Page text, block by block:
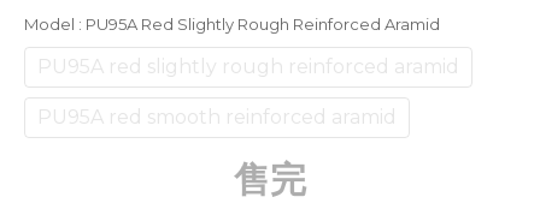
Model : PU95A Red Slightly Rough Reinforced Aramid
PU95A red slightly rough reinforced aramid
PU95A red smooth reinforced aramid
售完